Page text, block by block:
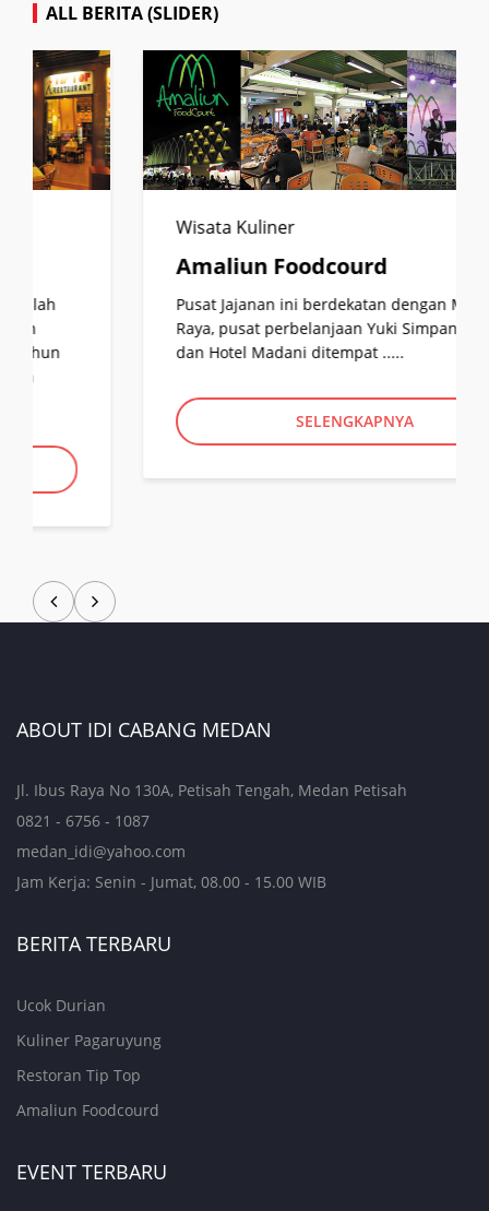
ALL BERITA (SLIDER)
Wisata Kuliner
Amaliun Foodcourd
Pusat Jajanan ini berdekatan dengan Masjid
Raya, pusat perbelanjaan Yuki Simpang Raya
dan Hotel Madani ditempat .....
SELENGKAPNYA
ABOUT IDI CABANG MEDAN
Jl. Ibus Raya No 130A, Petisah Tengah, Medan Petisah
0821 - 6756 - 1087
medan_idi@yahoo.com
Jam Kerja: Senin - Jumat, 08.00 - 15.00 WIB
BERITA TERBARU
Ucok Durian
Kuliner Pagaruyung
Restoran Tip Top
Amaliun Foodcourd
EVENT TERBARU